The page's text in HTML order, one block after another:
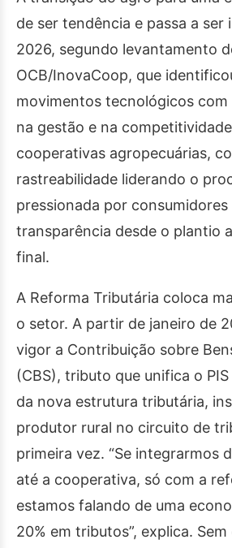
de ser tendência e passa a ser
2026, segundo levantamento
OCB/InovaCoop, que
movimentos tecnológicos
na gestão e na
cooperativas agropecuárias,
rastreabilidade liderando o
pressionada por consumidores
transparência desde o plantio
final.
A Reforma Tributária coloca
o setor. A partir de janeiro de
vigor a Contribuição sobre
(CBS), tributo que unifica o
da nova estrutura tributária,
produtor rural no circuito de
primeira vez. “Se integrarmos
até a cooperativa, só com a
estamos falando de uma
20% em tributos”, explica.